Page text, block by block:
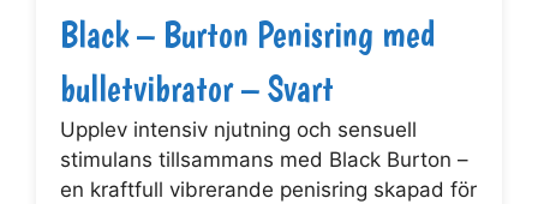
Black – Burton Penisring med
bulletvibrator – Svart
Upplev intensiv njutning och sensuell
stimulans tillsammans med Black Burton –
en kraftfull vibrerande penisring skapad för